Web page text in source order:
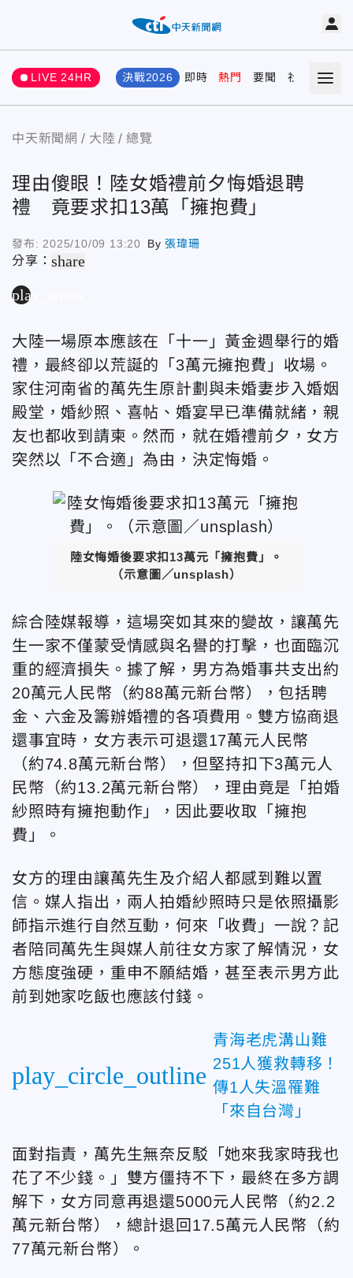
LIVE 24HR 決戰2026 即時 熱門 要聞 社會 娛樂
中天新聞網 大陸 總覽
理由傻眼！陸女婚禮前夕悔婚退聘
禮 竟要求扣13萬「擁抱費」
發布: 2025/10/09 13:20 By張瑋珊
分享：share
play_arrow
大陸一場原本應該在「十一」黃金週舉行的婚
禮，最終卻以荒誕的「3萬元擁抱費」收場。
家住河南省的萬先生原計劃與未婚妻步入婚姻
殿堂，婚紗照、喜帖、婚宴早已準備就緒，親
友也都收到請柬。然而，就在婚禮前夕，女方
突然以「不合適」為由，決定悔婚。
陸女悔婚後要求扣13萬元「擁抱費」。
（示意圖／unsplash）
綜合陸媒報導，這場突如其來的變故，讓萬先
生一家不僅蒙受情感與名譽的打擊，也面臨沉
重的經濟損失。據了解，男方為婚事共支出約
20萬元人民幣（約88萬元新台幣），包括聘
金、六金及籌辦婚禮的各項費用。雙方協商退
還事宜時，女方表示可退還17萬元人民幣
（約74.8萬元新台幣），但堅持扣下3萬元人
民幣（約13.2萬元新台幣），理由竟是「拍婚
紗照時有擁抱動作」，因此要收取「擁抱
費」。
女方的理由讓萬先生及介紹人都感到難以置
信。媒人指出，兩人拍婚紗照時只是依照攝影
師指示進行自然互動，何來「收費」一說？記
者陪同萬先生與媒人前往女方家了解情況，女
方態度強硬，重申不願結婚，甚至表示男方此
前到她家吃飯也應該付錢。
play_circle_outline
青海老虎溝山難
251人獲救轉移！
傳1人失溫罹難
「來自台灣」
面對指責，萬先生無奈反駁「她來我家時我也
花了不少錢。」雙方僵持不下，最終在多方調
解下，女方同意再退還5000元人民幣（約2.2
萬元新台幣），總計退回17.5萬元人民幣（約
77萬元新台幣）。